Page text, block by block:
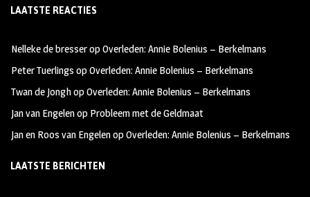
b
oo
k
ag
m
tt
LAATSTE REACTIES
Nelleke de bresseropOverleden: Annie Bolenius – Berkelmans
Peter Tuerlings opOverleden: Annie Bolenius – Berkelmans
Twan de JonghopOverleden: Annie Bolenius – Berkelmans
Jan van Engelenop Probleem met de Geldmaat
Jan en Roos van EngelenopOverleden: Annie Bolenius – Berkelmans
LAATSTE BERICHTEN